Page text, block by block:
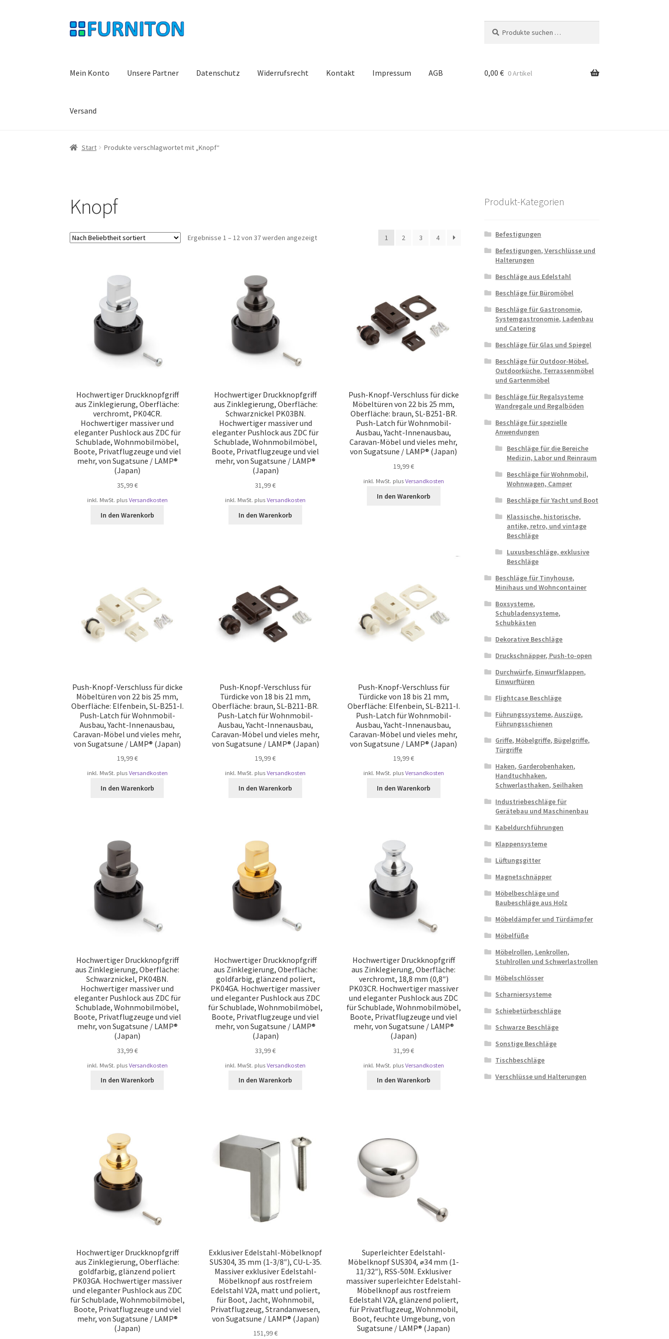
Zur
Navigation
Zum
Inhalt
nach:
Mein Konto Unsere Partner Datenschutz Widerrufsrecht Kontakt Impressum AGB
Versand
0,00 € 0 Artikel
Start Produkte verschlagwortet mit „Knopf“
Knopf
Ergebnisse 1 – 12 von 37 werden angezeigtNach
1 2 3 4
Hochwertiger Druckknopfgriff
aus Zinklegierung, Oberfläche:
verchromt, PK04CR.
Hochwertiger massiver und
eleganter Pushlock aus ZDC für
Schublade, Wohnmobilmöbel,
Boote, Privatflugzeuge und viel
mehr, von Sugatsune / LAMP®
(Japan)
35,99€
inkl. MwSt. plus Versandkosten
In den Warenkorb
Hochwertiger Druckknopfgriff
aus Zinklegierung, Oberfläche:
Schwarznickel PK03BN.
Hochwertiger massiver und
eleganter Pushlock aus ZDC für
Schublade, Wohnmobilmöbel,
Boote, Privatflugzeuge und viel
mehr, von Sugatsune / LAMP®
(Japan)
31,99€
inkl. MwSt. plusVersandkosten
In den Warenkorb
Push-Knopf-Verschluss für dicke
Möbeltüren von 22 bis 25 mm,
Oberfläche: braun, SL-B251-BR.
Push-Latch für Wohnmobil-
Ausbau, Yacht-Innenausbau,
Caravan-Möbel und vieles mehr,
von Sugatsune / LAMP® (Japan)
19,99€
inkl. MwSt. plus Versandkosten
In den Warenkorb
Push-Knopf-Verschluss für dicke
Möbeltüren von 22 bis 25 mm,
Oberfläche: Elfenbein, SL-B251-I.
Push-Latch für Wohnmobil-
Ausbau, Yacht-Innenausbau,
Caravan-Möbel und vieles mehr,
von Sugatsune / LAMP® (Japan)
19,99€
inkl. MwSt. plus Versandkosten
In den Warenkorb
Push-Knopf-Verschluss für
Türdicke von 18 bis 21 mm,
Oberfläche: braun, SL-B211-BR.
Push-Latch für Wohnmobil-
Ausbau, Yacht-Innenausbau,
Caravan-Möbel und vieles mehr,
von Sugatsune / LAMP® (Japan)
19,99€
inkl. MwSt. plusVersandkosten
In den Warenkorb
Push-Knopf-Verschluss für
Türdicke von 18 bis 21 mm,
Oberfläche: Elfenbein, SL-B211-I.
Push-Latch für Wohnmobil-
Ausbau, Yacht-Innenausbau,
Caravan-Möbel und vieles mehr,
von Sugatsune / LAMP® (Japan)
19,99€
inkl. MwSt. plus Versandkosten
In den Warenkorb
Hochwertiger Druckknopfgriff
aus Zinklegierung, Oberfläche:
Schwarznickel, PK04BN.
Hochwertiger massiver und
eleganter Pushlock aus ZDC für
Schublade, Wohnmobilmöbel,
Boote, Privatflugzeuge und viel
mehr, von Sugatsune / LAMP®
(Japan)
33,99€
inkl. MwSt. plus Versandkosten
In den Warenkorb
Hochwertiger Druckknopfgriff
aus Zinklegierung, Oberfläche:
goldfarbig, glänzend poliert,
PK04GA. Hochwertiger massiver
und eleganter Pushlock aus ZDC
für Schublade, Wohnmobilmöbel,
Boote, Privatflugzeuge und viel
mehr, von Sugatsune / LAMP®
(Japan)
33,99€
inkl. MwSt. plusVersandkosten
In den Warenkorb
Hochwertiger Druckknopfgriff
aus Zinklegierung, Oberfläche:
verchromt, 18,8 mm (0,8″)
PK03CR. Hochwertiger massiver
und eleganter Pushlock aus ZDC
für Schublade, Wohnmobilmöbel,
Boote, Privatflugzeuge und viel
mehr, von Sugatsune / LAMP®
(Japan)
31,99€
inkl. MwSt. plus Versandkosten
In den Warenkorb
Hochwertiger Druckknopfgriff
aus Zinklegierung, Oberfläche:
goldfarbig, glänzend poliert
PK03GA. Hochwertiger massiver
und eleganter Pushlock aus ZDC
für Schublade, Wohnmobilmöbel,
Boote, Privatflugzeuge und viel
mehr, von Sugatsune / LAMP®
(Japan)
Exklusiver Edelstahl-Möbelknopf
SUS304, 35 mm (1-3/8″), CU-L-35.
Massiver exklusiver Edelstahl-
Möbelknopf aus rostfreiem
Edelstahl V2A, matt und poliert,
für Boot, Jacht, Wohnmobil,
Privatflugzeug, Strandanwesen,
von Sugatsune / LAMP® (Japan)
151,99€
Superleichter Edelstahl-
Möbelknopf SUS304, ⌀34 mm (1-
11/32″), RSS-50M. Exklusiver
massiver superleichter Edelstahl-
Möbelknopf aus rostfreiem
Edelstahl V2A, glänzend poliert,
für Privatflugzeug, Wohnmobil,
Boot, feuchte Umgebung, von
Sugatsune / LAMP® (Japan)
Produkt-Kategorien
Befestigungen
Befestigungen, Verschlüsse und
Halterungen
Beschläge aus Edelstahl
Beschläge für Büromöbel
Beschläge für Gastronomie,
Systemgastronomie, Ladenbau
und Catering
Beschläge für Glas und Spiegel
Beschläge für Outdoor-Möbel,
Outdoorküche, Terrassenmöbel
und Gartenmöbel
Beschläge für Regalsysteme
Wandregale und Regalböden
Beschläge für spezielle
Anwendungen
Beschläge für die Bereiche
Medizin, Labor und Reinraum
Beschläge für Wohnmobil,
Wohnwagen, Camper
Beschläge für Yacht und Boot
Klassische, historische,
antike, retro, und vintage
Beschläge
Luxusbeschläge, exklusive
Beschläge
Beschläge für Tinyhouse,
Minihaus und Wohncontainer
Boxsysteme,
Schubladensysteme,
Schubkästen
Dekorative Beschläge
Druckschnäpper, Push-to-open
Durchwürfe, Einwurfklappen,
Einwurftüren
Flightcase Beschläge
Führungssysteme, Auszüge,
Führungsschienen
Griffe, Möbelgriffe, Bügelgriffe,
Türgriffe
Haken, Garderobenhaken,
Handtuchhaken,
Schwerlasthaken, Seilhaken
Industriebeschläge für
Gerätebau und Maschinenbau
Kabeldurchführungen
Klappensysteme
Lüftungsgitter
Magnetschnäpper
Möbelbeschläge und
Baubeschläge aus Holz
Möbeldämpfer und Türdämpfer
Möbelfüße
Möbelrollen, Lenkrollen,
Stuhlrollen und Schwerlastrollen
Möbelschlösser
Scharniersysteme
Schiebetürbeschläge
Schwarze Beschläge
Sonstige Beschläge
Tischbeschläge
Verschlüsse und Halterungen